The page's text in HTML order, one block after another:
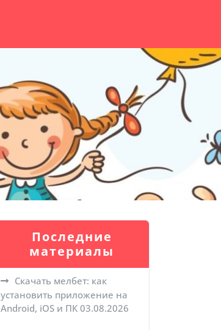
Последние
материалы
Скачать мелбет: как
установить приложение на
Android, iOS и ПК 03.08.2026